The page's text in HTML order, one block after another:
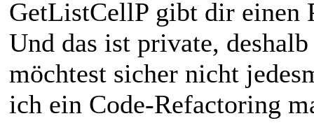
GetListCellP gibt dir einen
Und das ist private,
möchtest sicher nicht
ich ein Code-Refactoring